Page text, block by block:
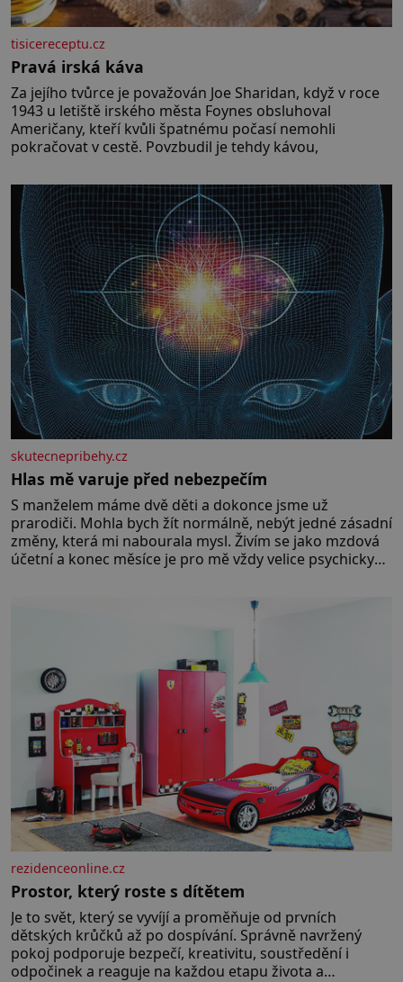
tisicereceptu.cz
Pravá irská káva
Za jejího tvůrce je považován Joe Sharidan, když v roce
1943 u letiště irského města Foynes obsluhoval
Američany, kteří kvůli špatnému počasí nemohli
pokračovat v cestě. Povzbudil je tehdy kávou,
skutecnepribehy.cz
Hlas mě varuje před nebezpečím
S manželem máme dvě děti a dokonce jsme už
prarodiči. Mohla bych žít normálně, nebýt jedné zásadní
změny, která mi nabourala mysl. Živím se jako mzdová
účetní a konec měsíce je pro mě vždy velice psychicky
rezidenceonline.cz
Prostor, který roste s dítětem
Je to svět, který se vyvíjí a proměňuje od prvních
dětských krůčků až po dospívání. Správně navržený
pokoj podporuje bezpečí, kreativitu, soustředění i
odpočinek a reaguje na každou etapu života a